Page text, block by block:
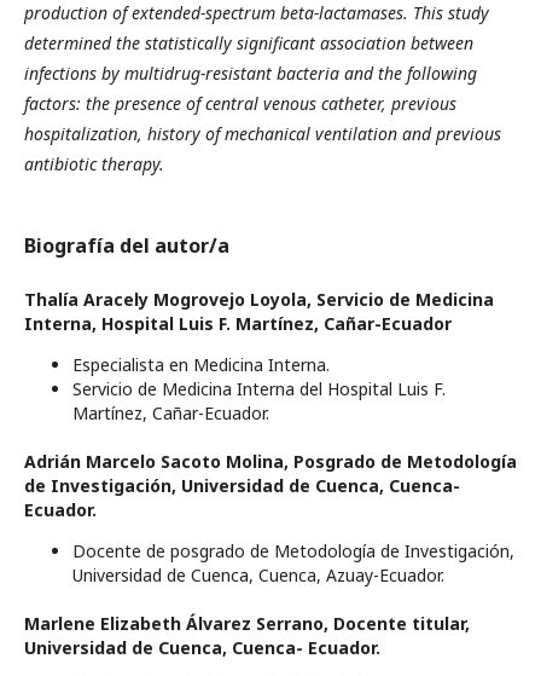
production of extended-spectrum beta-lactamases. This study
determined the statistically significant association between
infections by multidrug-resistant bacteria and the following
factors: the presence of central venous catheter, previous
hospitalization, history of mechanical ventilation and previous
antibiotic therapy.
Biografía del autor/a
Thalía Aracely Mogrovejo Loyola, Servicio de Medicina
Interna, Hospital Luis F. Martínez, Cañar-Ecuador
Especialista en Medicina Interna.
Servicio de Medicina Interna del Hospital Luis F.
Martínez, Cañar-Ecuador.
Adrián Marcelo Sacoto Molina, Posgrado de Metodología
de Investigación, Universidad de Cuenca, Cuenca-
Ecuador.
Docente de posgrado de Metodología de Investigación,
Universidad de Cuenca, Cuenca, Azuay-Ecuador.
Marlene Elizabeth Álvarez Serrano, Docente titular,
Universidad de Cuenca, Cuenca- Ecuador.